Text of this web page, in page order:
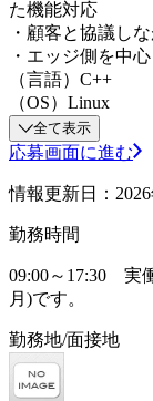
た機能対応
・顧客と協議し
・エッジ側を中
（言語）C++
（OS）Linux
全て表示
応募画面に進む
情報更新日：2026
勤務時間
09:00～17:30 実
月)です。
勤務地/面接地